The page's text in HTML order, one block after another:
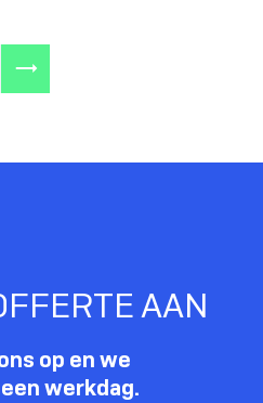
AAN
op en we
werkdag.